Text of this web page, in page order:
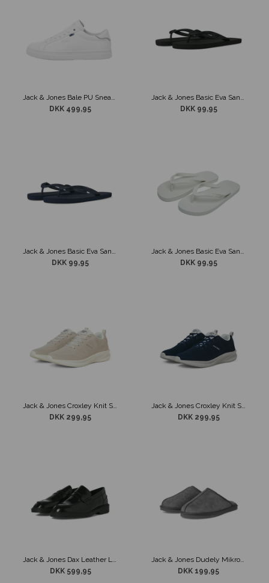
DKK 499,95
DKK 99,95
Jack & Jones Basic Eva Sandaler Navy
DKK 99,95
Jack & Jones Basic Eva Sandaler Off White
DKK 99,95
DKK 299,95
Jack & Jones Croxley Knit Sneaker Navy
DKK 299,95
Jack & Jones Dax Leather Loafer Sort
DKK 599,95
Jack & Jones Dudely Mikrofiber Slippers Grå
DKK 199,95